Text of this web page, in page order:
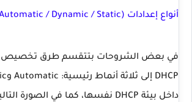
أنواع إعدادات DHCP (Automatic / Dynamic / Static)
في بعض الشروحات بتتقسم طرق تخصيص
DHCP إلى ثلاثة أنماط رئيسية:
Automatic و
داخل بيئة DHCP نفسها، كما في الصورة التالية: